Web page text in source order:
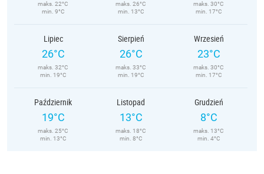
maks. 22°C
min. 9°C
maks. 26°C
min. 13°C
maks. 30°C
min. 17°C
Lipiec
26°C
maks. 32°C
min. 19°C
Sierpień
26°C
maks. 33°C
min. 19°C
Wrzesień
23°C
maks. 30°C
min. 17°C
Październik
19°C
maks. 25°C
min. 13°C
Listopad
13°C
maks. 18°C
min. 8°C
Grudzień
8°C
maks. 13°C
min. 4°C